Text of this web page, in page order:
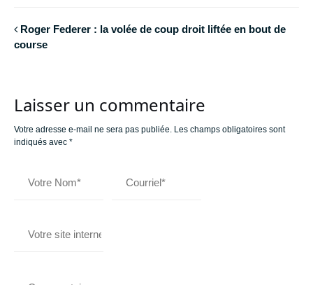
Roger Federer : la volée de coup droit liftée en bout de
course
Laisser un commentaire
Votre adresse e-mail ne sera pas publiée. Les champs obligatoires sont
indiqués avec *